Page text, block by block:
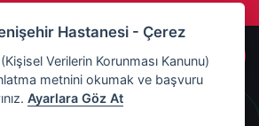
KVKK Aydınlatma Metni
Basın Odası
Refakatçı Kuralları
Hastanesi - Çerez
Verilerin Korunması Kanunu)
metnini okumak ve başvuru
Ayarlara Göz At